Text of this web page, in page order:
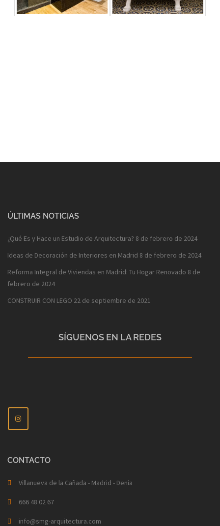
ÚLTIMAS NOTICIAS
¿Qué Es y Hace un Estudio de Arquitectura? 8 de febrero de 2024
Ideas de Decoración de Interiores en Madrid 8 de febrero de 2024
Reforma Integral de Viviendas en Madrid: Tu Hogar Renovado 8 de
febrero de 2024
CONSTRUIR CON LEGO 22 de septiembre de 2021
SÍGUENOS EN LA REDES
CONTACTO
Villanueva de la Cañada - Madrid - Denia
666 48 02 67
info@smg-arquitectura.com